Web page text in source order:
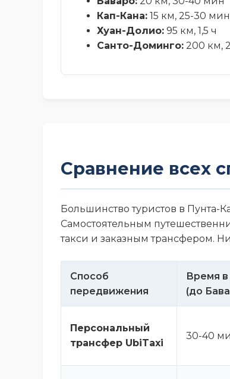
Кап-Кана: 15 км, 25-30 мин
Хуан-Долио: 95 км, 1,5 ч
Санто-Доминго: 200 км,
Сравнение всех
Большинство туристов в Пунта-
Самостоятельным
такси и заказным трансфером.
Способ
передвижения
Время в
(до
Персональный
трансфер UbiTaxi
30-40